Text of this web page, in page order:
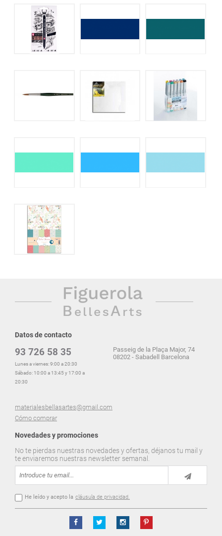
Datos de contacto
93 726 58 35
Lunes a viernes: 9:00 a 20:30
Sábado: 10:00 a 13:45 y 17:00 a
20:30
materialesbellasartes@gmail.com
Cómo comprar
Passeig de la Plaça Major, 74
08202 - Sabadell Barcelona
Novedades y promociones
No te pierdas nuestras novedades y ofertas, déjanos tu mail y
te enviaremos nuestras newsletter semanal.
He leído y acepto la cláusula de privacidad.